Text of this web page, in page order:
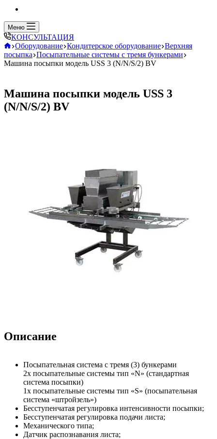
Меню
КОНСУЛЬТАЦИЯ
Главная
Оборудование Кондитерское оборудование Верхняя
посыпка Посыпательные системы с тремя бункерами
Машина посыпки модель USS 3 (N/N/S/2) BV
Машина посыпки модель USS 3
(N/N/S/2) BV
Описание
Посыпательная система с тремя (3) бункерами
2x посыпательные системы тип «N» (стандартная
система посыпки)
1x посыпательные системы тип «S» (посыпательная
система «штройзель»)
Бесступенчатая регулировка интенсивности посыпки;
Бесступенчатая регулировка подачи листа;
Механического типа;
Датчик распознавания листа;